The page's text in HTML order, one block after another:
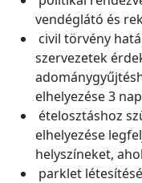
vendéglátó és
civil törvény
szervezetek
elhelyezése 3
ételosztáshoz
elhelyezése
helyszíneket,
parklet